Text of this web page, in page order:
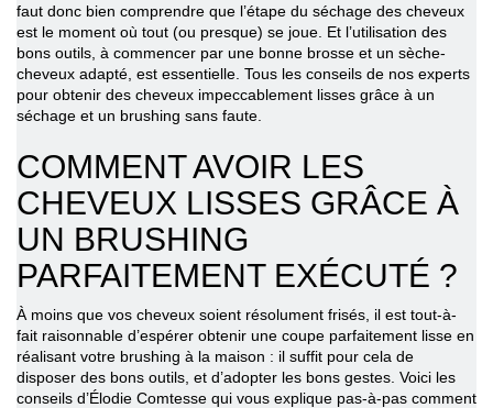
faut donc bien comprendre que l’étape du séchage des cheveux
est le moment où tout (ou presque) se joue. Et l’utilisation des
bons outils, à commencer par une bonne brosse et un sèche-
cheveux adapté, est essentielle. Tous les conseils de nos experts
pour obtenir des cheveux impeccablement lisses grâce à un
séchage et un brushing sans faute.
COMMENT AVOIR LES
CHEVEUX LISSES GRÂCE À
UN BRUSHING
PARFAITEMENT EXÉCUTÉ ?
À moins que vos cheveux soient résolument frisés, il est tout-à-
fait raisonnable d’espérer obtenir une coupe parfaitement lisse en
réalisant votre brushing à la maison : il suffit pour cela de
disposer des bons outils, et d’adopter les bons gestes. Voici les
conseils d’Élodie Comtesse qui vous explique pas-à-pas comment